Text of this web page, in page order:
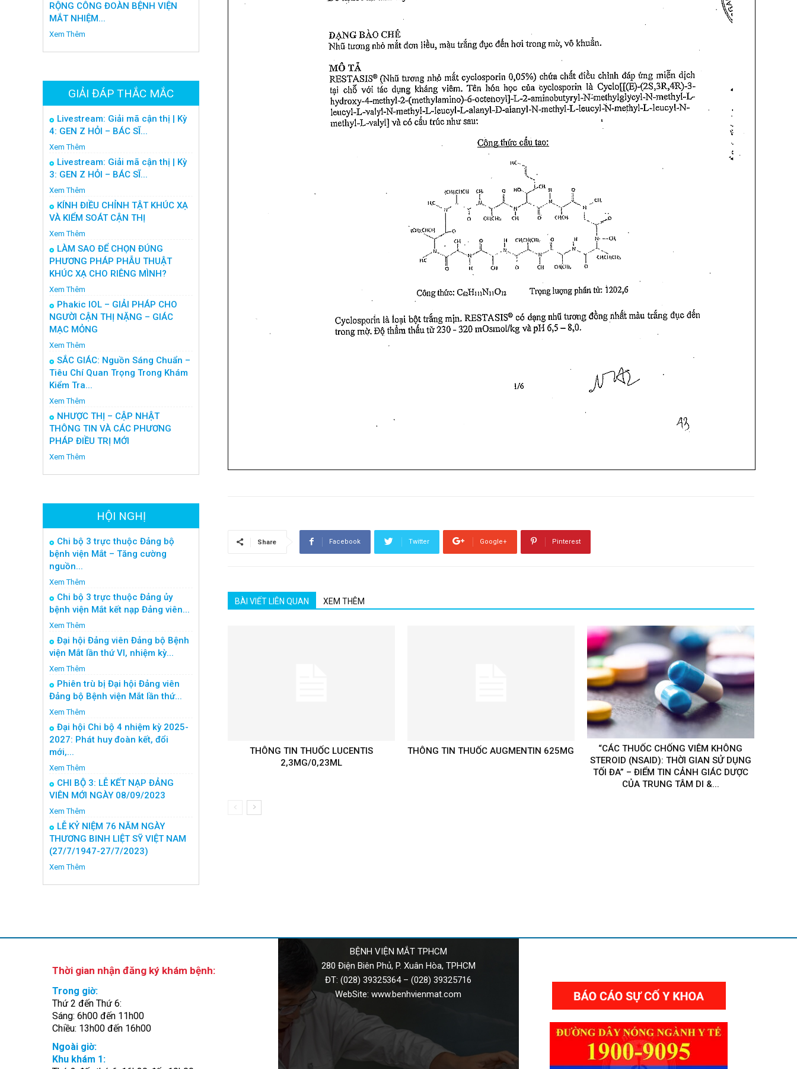
Share Facebook Twitter Google+ Pinterest
BÀI VIẾT LIÊN QUAN XEM THÊM
THÔNG TIN THUỐC LUCENTIS
2,3MG/0,23ML
THÔNG TIN THUỐC AUGMENTIN 625MG
“CÁC THUỐC CHỐNG VIÊM KHÔNG
STEROID (NSAID): THỜI GIAN SỬ DỤNG
TỐI ĐA” – ĐIỂM TIN CẢNH GIÁC DƯỢC
CỦA TRUNG TÂM DI &...
RỘNG CÔNG ĐOÀN BỆNH VIỆN
MẮT NHIỆM...
Xem Thêm
GIẢI ĐÁP THẮC MẮC
Livestream: Giải mã cận thị | Kỳ
4: GEN Z HỎI – BÁC SĨ...
Xem Thêm
Livestream: Giải mã cận thị | Kỳ
3: GEN Z HỎI – BÁC SĨ...
Xem Thêm
KÍNH ĐIỀU CHỈNH TẬT KHÚC XẠ
VÀ KIỂM SOÁT CẬN THỊ
Xem Thêm
LÀM SAO ĐỂ CHỌN ĐÚNG
PHƯƠNG PHÁP PHẪU THUẬT
KHÚC XẠ CHO RIÊNG MÌNH?
Xem Thêm
Phakic IOL – GIẢI PHÁP CHO
NGƯỜI CẬN THỊ NẶNG – GIÁC
MẠC MỎNG
Xem Thêm
SẮC GIÁC: Nguồn Sáng Chuẩn –
Tiêu Chí Quan Trọng Trong Khám
Kiểm Tra...
Xem Thêm
NHƯỢC THỊ – CẬP NHẬT
THÔNG TIN VÀ CÁC PHƯƠNG
PHÁP ĐIỀU TRỊ MỚI
Xem Thêm
HỘI NGHỊ
Chi bộ 3 trực thuộc Đảng bộ
bệnh viện Mắt – Tăng cường
nguồn...
Xem Thêm
Chi bộ 3 trực thuộc Đảng ủy
bệnh viện Mắt kết nạp Đảng viên...
Xem Thêm
Đại hội Đảng viên Đảng bộ Bệnh
viện Mắt lần thứ VI, nhiệm kỳ...
Xem Thêm
Phiên trù bị Đại hội Đảng viên
Đảng bộ Bệnh viện Mắt lần thứ...
Xem Thêm
Đại hội Chi bộ 4 nhiệm kỳ 2025-
2027: Phát huy đoàn kết, đổi
mới,...
Xem Thêm
CHI BỘ 3: LỄ KẾT NẠP ĐẢNG
VIÊN MỚI NGÀY 08/09/2023
Xem Thêm
LỄ KỶ NIỆM 76 NĂM NGÀY
THƯƠNG BINH LIỆT SỸ VIỆT NAM
(27/7/1947-27/7/2023)
Xem Thêm
Thời gian nhận đăng ký khám bệnh:
Trong giờ:
Thứ 2 đến Thứ 6:
Sáng: 6h00 đến 11h00
Chiều: 13h00 đến 16h00
Ngoài giờ:
Khu khám 1:
BỆNH VIỆN MẮT TPHCM
280 Điện Biên Phủ, P. Xuân Hòa, TPHCM
ĐT:(028) 39325364–(028) 39325716
WebSite:www.benhvienmat.com